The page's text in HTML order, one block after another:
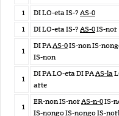
1
DI LO-eta IS-? AS-0
1
DI LO-eta IS-? AS-0IS-nor
1
DI PAAS-0IS-non IS-
IS-non
1
DI PA LO-eta DI PAAS-la
arte
1
ER-non IS-norAS-n-0IS-
IS-nongo IS-nongo IS-